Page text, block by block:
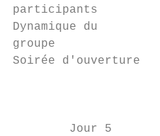
participants
Dynamique du
groupe
Soirée
Jour 5